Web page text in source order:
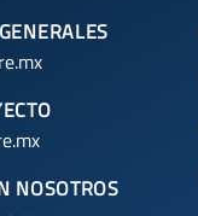
NOSOTROS